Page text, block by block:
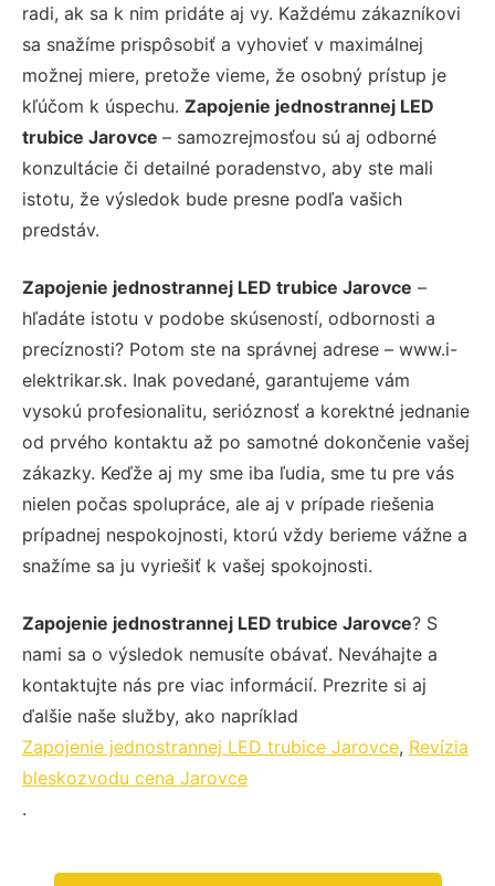
radi, ak sa k nim pridáte aj vy. Každému zákazníkovi
sa snažíme prispôsobiť a vyhovieť v maximálnej
možnej miere, pretože vieme, že osobný prístup je
kľúčom k úspechu. Zapojenie jednostrannej LED
trubice Jarovce – samozrejmosťou sú aj odborné
konzultácie či detailné poradenstvo, aby ste mali
istotu, že výsledok bude presne podľa vašich
predstáv.
Zapojenie jednostrannej LED trubice Jarovce –
hľadáte istotu v podobe skúseností, odbornosti a
precíznosti? Potom ste na správnej adrese – www.i-
elektrikar.sk. Inak povedané, garantujeme vám
vysokú profesionalitu, serióznosť a korektné jednanie
od prvého kontaktu až po samotné dokončenie vašej
zákazky. Keďže aj my sme iba ľudia, sme tu pre vás
nielen počas spolupráce, ale aj v prípade riešenia
prípadnej nespokojnosti, ktorú vždy berieme vážne a
snažíme sa ju vyriešiť k vašej spokojnosti.
Zapojenie jednostrannej LED trubice Jarovce? S
nami sa o výsledok nemusíte obávať. Neváhajte a
kontaktujte nás pre viac informácií. Prezrite si aj
ďalšie naše služby, ako napríklad
Zapojenie jednostrannej LED trubice Jarovce, Revízia
bleskozvodu cena Jarovce
.